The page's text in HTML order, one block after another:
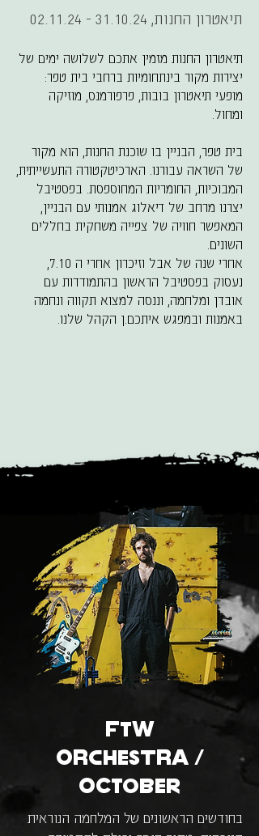
תיאטרון החנות, 31.10.24 - 02.11.24
תיאטרון החנות מזמין אתכם לשלושה ימים של
יצירות מקור בינתחומיות ברחבי בית טפר:
מופעי תיאטרון בובות, פרפורמנס, מוזיקה
ומחול.
בית טפר, הבניין בו שוכנת החנות, הוא מקור
של השראה עבורנו. הארכיטקטורה התעשייתית,
המבוכיות, החומריות המחוספסת. בפסטיבל
יצרנו מרחב של דיאלוג אמנותי עם הבניין,
המאפשר חוויה של צפייה משחקית בחללים
השונים.
נעסוק בפסטיבל הראשון בהתמודדות עם
אובדן ומלחמה, וננסה למצוא תקווה ונחמה
באמנות ובמפגש איתכם.ן הקהל שלנו.
FTW
Orchestra /
OCTOBER
בחודשים הראשונים של המלחמה הנוראית